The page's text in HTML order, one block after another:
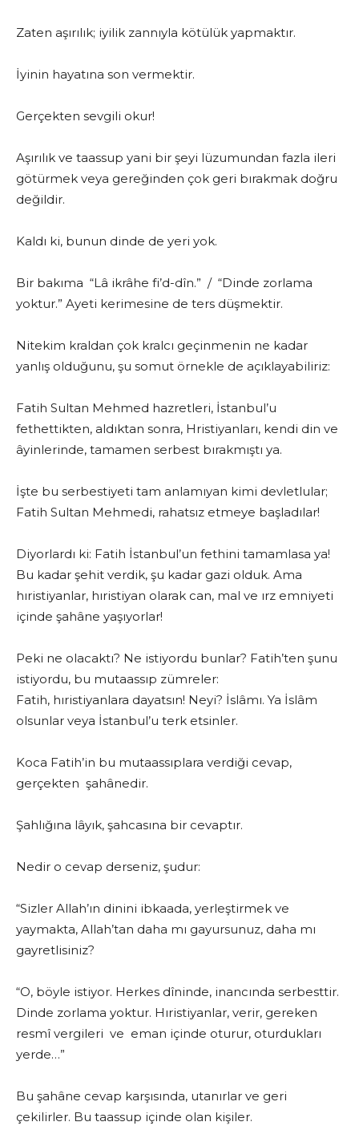
Zaten aşırılık; iyilik zannıyla kötülük yapmaktır.
İyinin hayatına son vermektir.
Gerçekten sevgili okur!
Aşırılık ve taassup yani bir şeyi lüzumundan fazla ileri
götürmek veya gereğinden çok geri bırakmak doğru
değildir.
Kaldı ki, bunun dinde de yeri yok.
Bir bakıma “Lâ ikrâhe fi’d-dîn.” / “Dinde zorlama
yoktur.” Ayeti kerimesine de ters düşmektir.
Nitekim kraldan çok kralcı geçinmenin ne kadar
yanlış olduğunu, şu somut örnekle de açıklayabiliriz:
Fatih Sultan Mehmed hazretleri, İstanbul’u
fethettikten, aldıktan sonra, Hristiyanları, kendi din ve
âyinlerinde, tamamen serbest bırakmıştı ya.
İşte bu serbestiyeti tam anlamıyan kimi devletlular;
Fatih Sultan Mehmedi, rahatsız etmeye başladılar!
Diyorlardı ki: Fatih İstanbul’un fethini tamamlasa ya!
Bu kadar şehit verdik, şu kadar gazi olduk. Ama
hıristiyanlar, hıristiyan olarak can, mal ve ırz emniyeti
içinde şahâne yaşıyorlar!
Peki ne olacaktı? Ne istiyordu bunlar? Fatih’ten şunu
istiyordu, bu mutaassıp zümreler:
Fatih, hıristiyanlara dayatsın! Neyi? İslâmı. Ya İslâm
olsunlar veya İstanbul’u terk etsinler.
Koca Fatih’in bu mutaassıplara verdiği cevap,
gerçekten şahânedir.
Şahlığına lâyık, şahcasına bir cevaptır.
Nedir o cevap derseniz, şudur:
“Sizler Allah’ın dinini ibkaada, yerleştirmek ve
yaymakta, Allah’tan daha mı gayursunuz, daha mı
gayretlisiniz?
“O, böyle istiyor. Herkes dîninde, inancında serbesttir.
Dinde zorlama yoktur. Hıristiyanlar, verir, gereken
resmî vergileri ve eman içinde oturur, oturdukları
yerde…”
Bu şahâne cevap karşısında, utanırlar ve geri
çekilirler. Bu taassup içinde olan kişiler.